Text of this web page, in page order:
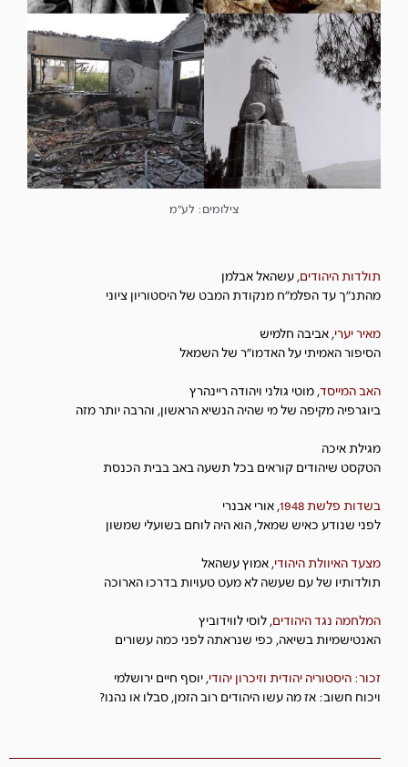
צילומים: לע״מ
תולדות היהודים, עשהאל אבלמן
מהתנ״ך עד הפלמ״ח מנקודת המבט של היסטוריון ציוני
מאיר יערי, אביבה חלמיש
הסיפור האמיתי על האדמו״ר של השמאל
האב המייסד, מוטי גולני ויהודה ריינהרץ
ביוגרפיה מקיפה של מי שהיה הנשיא הראשון, והרבה יותר מזה
מגילת איכה
הטקסט שיהודים קוראים בכל תשעה באב בבית הכנסת
בשדות פלשת 1948
, אורי אבנרי
לפני שנודע כאיש שמאל, הוא היה לוחם בשועלי שמשון
מצעד האיוולת היהודי, אמוץ עשהאל
תולדותיו של עם שעשה לא מעט טעויות בדרכו הארוכה
המלחמה נגד היהודים, לוסי לווידוביץ
האנטישמיות בשיאה, כפי שנראתה לפני כמה עשורים
זכור: היסטוריה יהודית וזיכרון יהודי, יוסף חיים ירושלמי
ויכוח חשוב: אז מה עשו היהודים רוב הזמן, סבלו או נהנו?